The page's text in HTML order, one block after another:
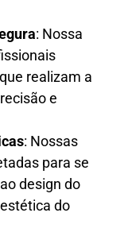
: Nossa
realizam a
e
: Nossas
para se
design do
do